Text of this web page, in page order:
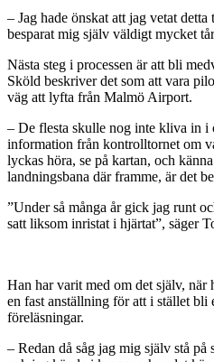
– Jag hade önskat att jag vetat
besparat mig själv väldigt mycket
Nästa steg i processen är att bli
Sköld beskriver det som att vara
väg att lyfta från Malmö Airport.
– De flesta skulle nog inte kliva in i
information från kontrolltornet om
lyckas höra, se på kartan, och
landningsbana där framme, är det
”Under så många år gick jag runt
satt liksom inristat i hjärtat”, säger
Han har varit med om det själv, när
en fast anställning för att i stället bli
föreläsningar.
– Redan då såg jag mig själv stå på